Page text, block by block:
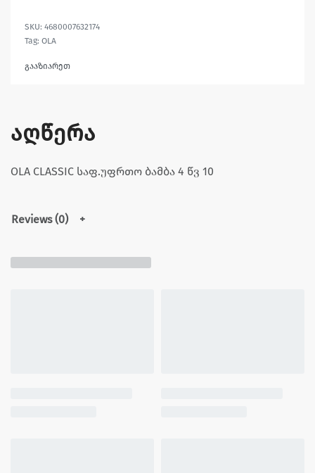
4680007632174
Tag: OLA
გააზიარეთ
აღწერა
OLA CLASSIC საფ.უფრთო ბამბა 4 წვ 10
Reviews (0)